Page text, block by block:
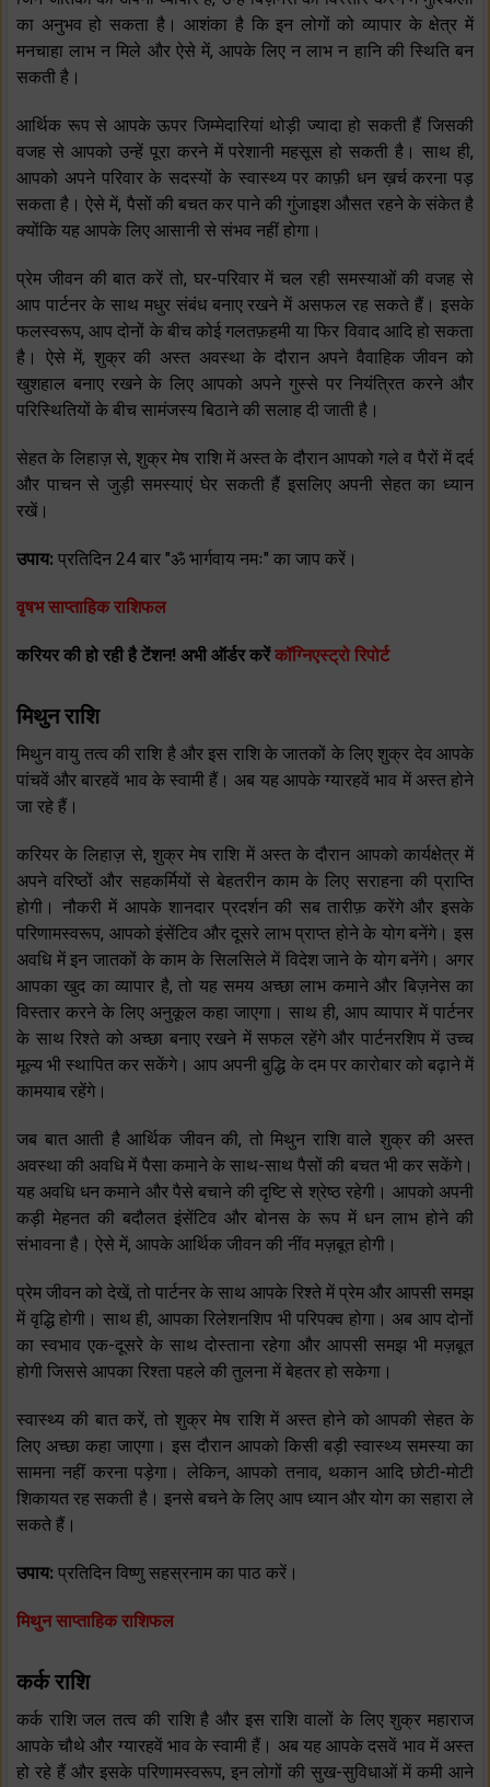
का अनुभव हो सकता है। आशंका है कि इन लोगों को व्यापार के क्षेत्र में
मनचाहा लाभ न मिले और ऐसे में, आपके लिए न लाभ न हानि की स्थिति बन
सकती है।
आर्थिक रूप से आपके ऊपर जिम्मेदारियां थोड़ी ज्यादा हो सकती हैं जिसकी
वजह से आपको उन्हें पूरा करने में परेशानी महसूस हो सकती है। साथ ही,
आपको अपने परिवार के सदस्यों के स्वास्थ्य पर काफ़ी धन ख़र्च करना पड़
सकता है। ऐसे में, पैसों की बचत कर पाने की गुंजाइश औसत रहने के संकेत है
क्योंकि यह आपके लिए आसानी से संभव नहीं होगा।
प्रेम जीवन की बात करें तो, घर-परिवार में चल रही समस्याओं की वजह से
आप पार्टनर के साथ मधुर संबंध बनाए रखने में असफल रह सकते हैं। इसके
फलस्वरूप, आप दोनों के बीच कोई गलतफ़हमी या फिर विवाद आदि हो सकता
है। ऐसे में, शुक्र की अस्त अवस्था के दौरान अपने वैवाहिक जीवन को
खुशहाल बनाए रखने के लिए आपको अपने गुस्से पर नियंत्रित करने और
परिस्थितियों के बीच सामंजस्य बिठाने की सलाह दी जाती है।
सेहत के लिहाज़ से, शुक्र मेष राशि में अस्त के दौरान आपको गले व पैरों में दर्द
और पाचन से जुड़ी समस्याएं घेर सकती हैं इसलिए अपनी सेहत का ध्यान
रखें।
उपाय: प्रतिदिन 24 बार "ॐ भार्गवाय नमः" का जाप करें।
वृषभ साप्ताहिक राशिफल
करियर की हो रही है टेंशन! अभी ऑर्डर करेंकॉग्निएस्ट्रो रिपोर्ट
मिथुन राशि
मिथुन वायु तत्व की राशि है और इस राशि के जातकों के लिए शुक्र देव आपके
पांचवें और बारहवें भाव के स्वामी हैं। अब यह आपके ग्यारहवें भाव में अस्त होने
जा रहे हैं।
करियर के लिहाज़ से, शुक्र मेष राशि में अस्त के दौरान आपको कार्यक्षेत्र में
अपने वरिष्ठों और सहकर्मियों से बेहतरीन काम के लिए सराहना की प्राप्ति
होगी। नौकरी में आपके शानदार प्रदर्शन की सब तारीफ़ करेंगे और इसके
परिणामस्वरूप, आपको इंसेंटिव और दूसरे लाभ प्राप्त होने के योग बनेंगे। इस
अवधि में इन जातकों के काम के सिलसिले में विदेश जाने के योग बनेंगे। अगर
आपका खुद का व्यापार है, तो यह समय अच्छा लाभ कमाने और बिज़नेस का
विस्तार करने के लिए अनुकूल कहा जाएगा। साथ ही, आप व्यापार में पार्टनर
के साथ रिश्ते को अच्छा बनाए रखने में सफल रहेंगे और पार्टनरशिप में उच्च
मूल्य भी स्थापित कर सकेंगे। आप अपनी बुद्धि के दम पर कारोबार को बढ़ाने में
कामयाब रहेंगे।
जब बात आती है आर्थिक जीवन की, तो मिथुन राशि वाले शुक्र की अस्त
अवस्था की अवधि में पैसा कमाने के साथ-साथ पैसों की बचत भी कर सकेंगे।
यह अवधि धन कमाने और पैसे बचाने की दृष्टि से श्रेष्ठ रहेगी। आपको अपनी
कड़ी मेहनत की बदौलत इंसेंटिव और बोनस के रूप में धन लाभ होने की
संभावना है। ऐसे में, आपके आर्थिक जीवन की नींव मज़बूत होगी।
प्रेम जीवन को देखें, तो पार्टनर के साथ आपके रिश्ते में प्रेम और आपसी समझ
में वृद्धि होगी। साथ ही, आपका रिलेशनशिप भी परिपक्व होगा। अब आप दोनों
का स्वभाव एक-दूसरे के साथ दोस्ताना रहेगा और आपसी समझ भी मज़बूत
होगी जिससे आपका रिश्ता पहले की तुलना में बेहतर हो सकेगा।
स्वास्थ्य की बात करें, तो शुक्र मेष राशि में अस्त होने को आपकी सेहत के
लिए अच्छा कहा जाएगा। इस दौरान आपको किसी बड़ी स्वास्थ्य समस्या का
सामना नहीं करना पड़ेगा। लेकिन, आपको तनाव, थकान आदि छोटी-मोटी
शिकायत रह सकती है। इनसे बचने के लिए आप ध्यान और योग का सहारा ले
सकते हैं।
उपाय: प्रतिदिन विष्णु सहस्रनाम का पाठ करें।
मिथुन साप्ताहिक राशिफल
कर्क राशि
कर्क राशि जल तत्व की राशि है और इस राशि वालों के लिए शुक्र महाराज
आपके चौथे और ग्यारहवें भाव के स्वामी हैं। अब यह आपके दसवें भाव में अस्त
हो रहे हैं और इसके परिणामस्वरूप, इन लोगों की सुख-सुविधाओं में कमी आने